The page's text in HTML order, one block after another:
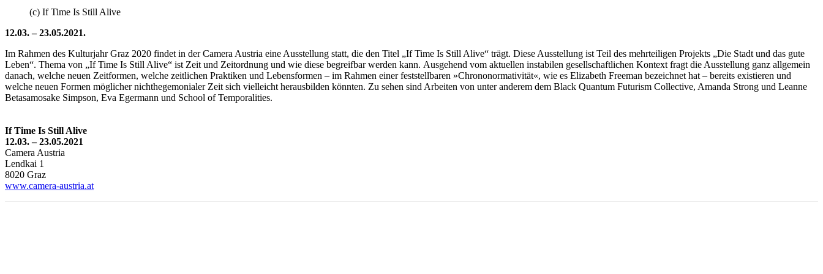
(c) If Time Is Still Alive
12.03. – 23.05.2021.
Im Rahmen des Kulturjahr Graz 2020 findet in der Camera Austria eine Ausstellung statt, die den Titel „If Time Is Still Alive“ trägt. Diese Ausstellung ist Teil des mehrteiligen Projekts „Die Stadt und das gute
Leben“. Thema von „If Time Is Still Alive“ ist Zeit und Zeitordnung und wie diese begreifbar werden kann. Ausgehend vom aktuellen instabilen gesellschaftlichen Kontext fragt die Ausstellung ganz allgemein
danach, welche neuen Zeitformen, welche zeitlichen Praktiken und Lebensformen – im Rahmen einer feststellbaren »Chrononormativität«, wie es Elizabeth Freeman bezeichnet hat – bereits existieren und
welche neuen Formen möglicher nichthegemonialer Zeit sich vielleicht herausbilden könnten. Zu sehen sind Arbeiten von unter anderem dem Black Quantum Futurism Collective, Amanda Strong und Leanne
Betasamosake Simpson, Eva Egermann und School of Temporalities.
If Time Is Still Alive
12.03. – 23.05.2021
Camera Austria
Lendkai 1
8020 Graz
www.camera-austria.at